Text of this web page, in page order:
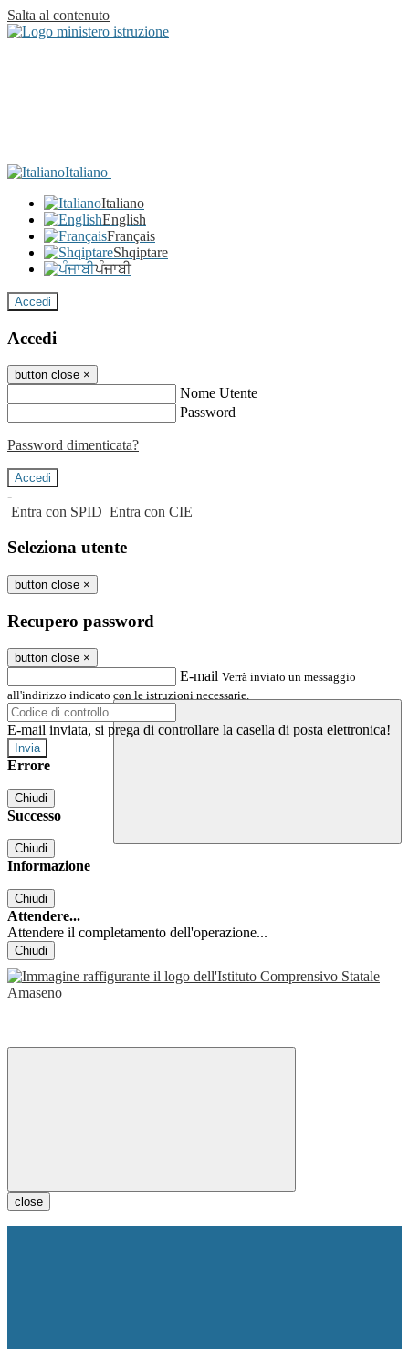
Salta al contenuto
Italiano
Italiano
English
Français
Shqiptare
ਪੰਜਾਬੀ
Accedi
Accedi
button close ×
Nome Utente
Password
Password dimenticata?
-
Entra con SPID Entra con CIE
Seleziona utente
button close ×
Recupero password
button close ×
E-mail Verrà inviato un messaggio
all'indirizzo indicato con le istruzioni necessarie.
E-mail inviata, si prega di controllare la casella di posta elettronica!
Errore
Chiudi
Successo
Chiudi
Informazione
Chiudi
Attendere...
Attendere il completamento dell'operazione...
Chiudi
close